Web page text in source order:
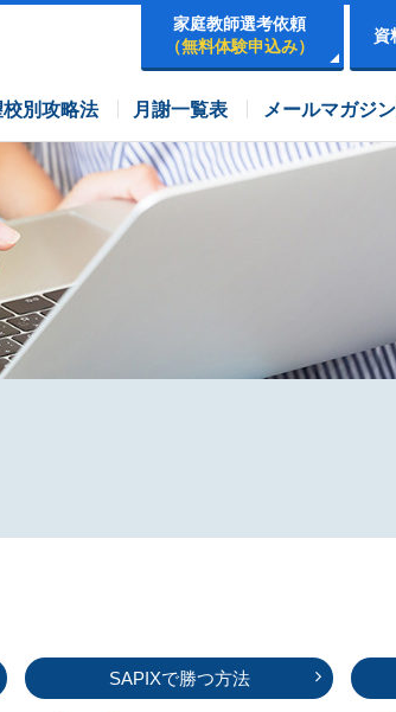
家庭教師選考依頼
（無料体験申込み）
資
四谷大塚コース 市進学院
別攻略法 月謝一覧表 メールマガジ
SAPIXで勝つ方法